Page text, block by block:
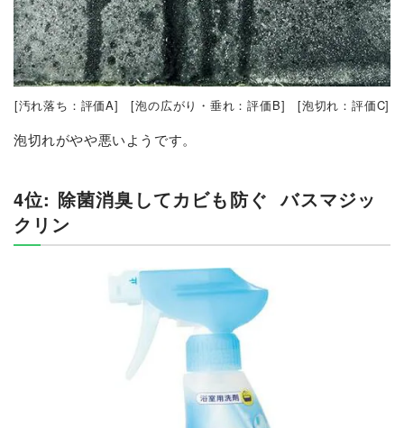
[汚れ落ち：評価A] [泡の広がり・垂れ：評価B] [泡切れ：評価C]
泡切れがやや悪いようです。
4位: 除菌消臭してカビも防ぐ バスマジッ
クリン